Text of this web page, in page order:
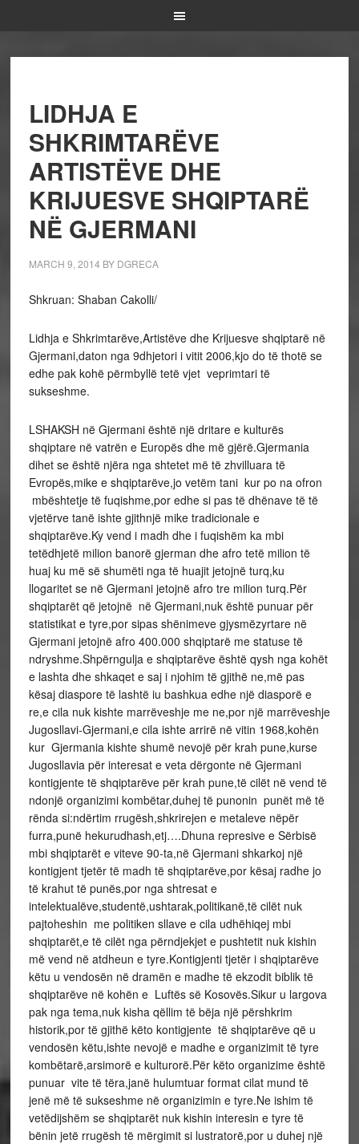
LIDHJA E
SHKRIMTARËVE
ARTISTËVE DHE
KRIJUESVE SHQIPTARË
NË GJERMANI
MARCH 9, 2014 BY DGRECA
Shkruan: Shaban Cakolli/
Lidhja e Shkrimtarëve,Artistëve dhe Krijuesve shqiptarë në
Gjermani,daton nga 9dhjetori i vitit 2006,kjo do të thotë se
edhe pak kohë përmbyllë tetë vjet veprimtari të
sukseshme.
LSHAKSH në Gjermani është një dritare e kulturës
shqiptare në vatrën e Europës dhe më gjërë.Gjermania
dihet se është njëra nga shtetet më të zhvilluara të
Evropës,mike e shqiptarëve,jo vetëm tani kur po na ofron
mbështetje të fuqishme,por edhe si pas të dhënave të të
vjetërve tanë ishte gjithnjë mike tradicionale e
shqiptarëve.Ky vend i madh dhe i fuqishëm ka mbi
tetëdhjetë milion banorë gjerman dhe afro tetë milion të
huaj ku më së shumëti nga të huajit jetojnë turq,ku
llogaritet se në Gjermani jetojnë afro tre milion turq.Për
shqiptarët që jetojnë në Gjermani,nuk është punuar për
statistikat e tyre,por sipas shënimeve gjysmëzyrtare në
Gjermani jetojnë afro 400.000 shqiptarë me statuse të
ndryshme.Shpërngulja e shqiptarëve është qysh nga kohët
e lashta dhe shkaqet e saj i njohim të gjithë ne,më pas
kësaj diaspore të lashtë iu bashkua edhe një diasporë e
re,e cila nuk kishte marrëveshje me ne,por një marrëveshje
Jugosllavi-Gjermani,e cila ishte arrirë në vitin 1968,kohën
kur Gjermania kishte shumë nevojë për krah pune,kurse
Jugosllavia për interesat e veta dërgonte në Gjermani
kontigjente të shqiptarëve për krah pune,të cilët në vend të
ndonjë organizimi kombëtar,duhej të punonin punët më të
rënda si:ndërtim rrugësh,shkrirejen e metaleve nëpër
furra,punë hekurudhash,etj….Dhuna represive e Sërbisë
mbi shqiptarët e viteve 90-ta,në Gjermani shkarkoj një
kontigjent tjetër të madh të shqiptarëve,por kësaj radhe jo
të krahut të punës,por nga shtresat e
intelektualëve,studentë,ushtarak,politikanë,të cilët nuk
pajtoheshin me politiken sllave e cila udhëhiqej mbi
shqiptarët,e të cilët nga përndjekjet e pushtetit nuk kishin
më vend në atdheun e tyre.Kontigjenti tjetër i shqiptarëve
këtu u vendosën në dramën e madhe të ekzodit biblik të
shqiptarëve në kohën e Luftës së Kosovës.Sikur u largova
pak nga tema,nuk kisha qëllim të bëja një përshkrim
historik,por të gjithë këto kontigjente të shqiptarëve që u
vendosën këtu,ishte nevojë e madhe e organizimit të tyre
kombëtarë,arsimorë e kulturorë.Për këto organizime është
punuar vite të tëra,janë hulumtuar format cilat mund të
jenë më të sukseshme në organizimin e tyre.Ne ishim të
vetëdijshëm se shqiptarët nuk kishin interesin e tyre të
bënin jetë rrugësh të mërgimit si lustratorë,por u duhej një